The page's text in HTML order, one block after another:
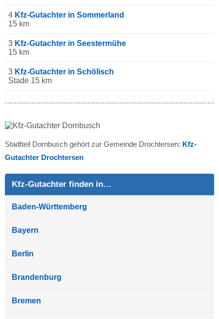
4 Kfz-Gutachter in Sommerland
15 km
3 Kfz-Gutachter in Seestermühe
15 km
3 Kfz-Gutachter in Schölisch
Stade 15 km
Stadtteil Dornbusch gehört zur Gemeinde Drochtersen: Kfz-
Gutachter Drochtersen
Kfz-Gutachter finden in…
Baden-Württemberg
Bayern
Berlin
Brandenburg
Bremen